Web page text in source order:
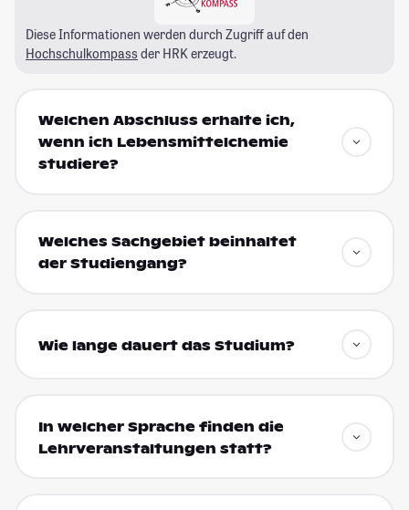
Diese Informationen werden durch Zugriff auf den
Hochschulkompass der HRK erzeugt.
Welchen Abschluss erhalte ich,
wenn ich Lebensmittelchemie
studiere?
Welches Sachgebiet beinhaltet
der Studiengang?
Wie lange dauert das Studium?
In welcher Sprache finden die
Lehrveranstaltungen statt?